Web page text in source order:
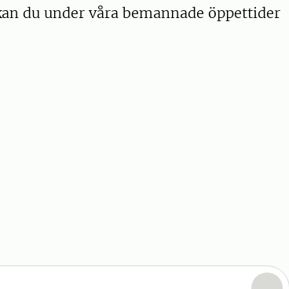
du under våra bemannade öppettider